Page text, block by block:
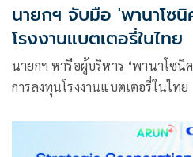
นายกฯ จับมือ 'พานาโซ
โรงงานแบตเตอรี่ในไทย
นายกฯ หารือผู้บริหาร ‘พานาโซนิ
การลงทุนโรงงานแบตเตอรี่ในไทย